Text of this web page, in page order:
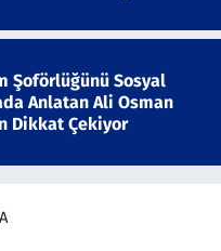
Şoförlüğünü Sosyal
Anlatan Ali Osman
Dikkat Çekiyor